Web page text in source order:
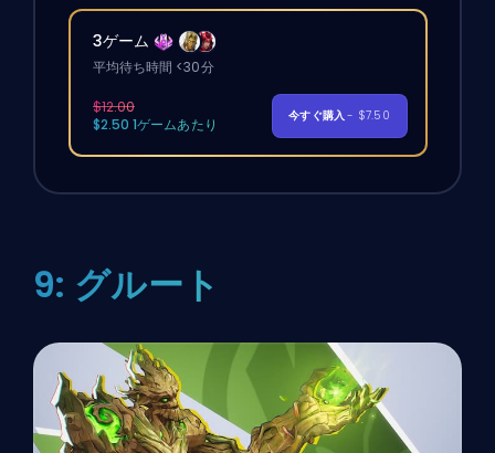
3ゲーム
平均待ち時間 <30分
$12.00
$2.50 1ゲームあたり
今すぐ購入- $7.50
9: グルート